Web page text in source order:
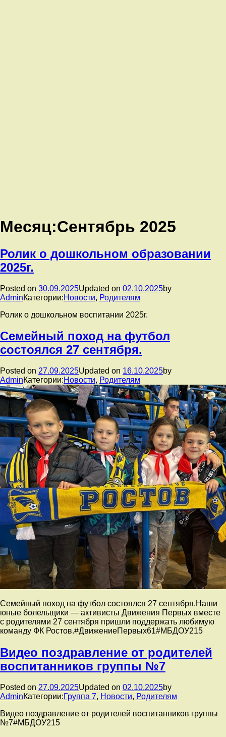
Месяц:Сентябрь 2025
Ролик о дошкольном образовании
2025г.
Posted on 30.09.2025Updated on 02.10.2025by
AdminКатегории:Новости, Родителям
Ролик о дошкольном воспитании 2025г.
️Семейный поход на футбол
состоялся 27 сентября.
Posted on 27.09.2025Updated on 16.10.2025by
AdminКатегории:Новости, Родителям
️Семейный поход на футбол состоялся 27 сентября.Наши
юные болельщики — активисты Движения Первых вместе
с родителями 27 сентября пришли поддержать любимую
команду ФК Ростов.#ДвижениеПервых61#МБДОУ215
Видео поздравление от родителей
воспитанников группы №7
Posted on 27.09.2025Updated on 02.10.2025by
AdminКатегории:Группа 7, Новости, Родителям
Видео поздравление от родителей воспитанников группы
№7#МБДОУ215